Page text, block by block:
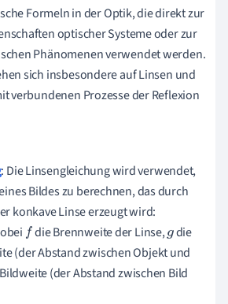
Formeln in der Optik, die direkt zur
optischer Systeme oder zur
Phänomenen verwendet werden.
sich insbesondere auf Linsen und
verbundenen Prozesse der Reflexion
: Die Linsengleichung wird verwendet,
Bildes zu berechnen, das durch
konkave Linse erzeugt wird:
f die Brennweite der Linse,gdie
(der Abstand zwischen Objekt und
(der Abstand zwischen Bild